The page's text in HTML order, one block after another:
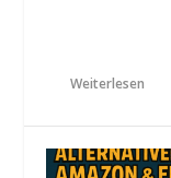
Weiterlesen